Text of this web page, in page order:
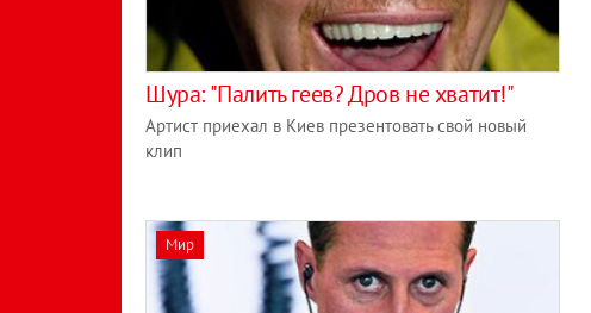
Шура: "Палить геев? Дров не хватит!"
Артист приехал в Киев презентовать свой новый
клип
Мир